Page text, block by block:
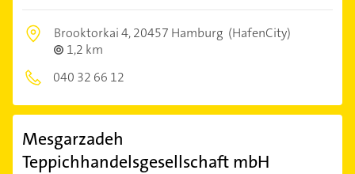
Brooktorkai 4,20457 Hamburg (HafenCity)
1,2 km
040 32 66 12
Mesgarzadeh
Teppichhandelsgesellschaft mbH